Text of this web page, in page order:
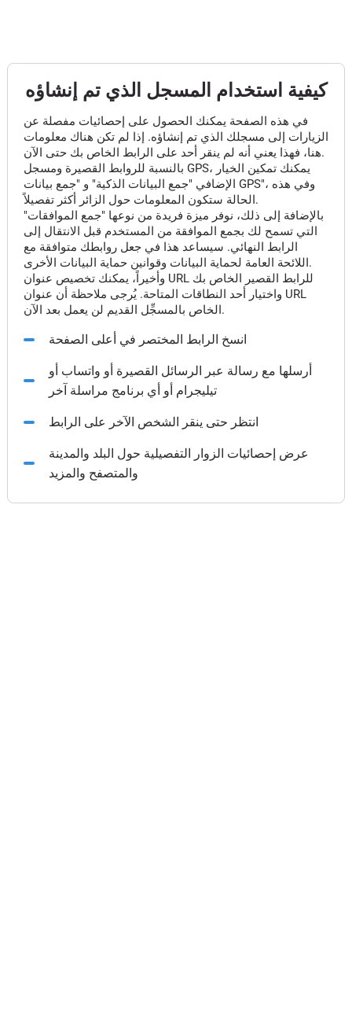
كيفية استخدام المسجل الذي تم إنشاؤه
في هذه الصفحة يمكنك الحصول على إحصائيات مفصلة عن
الزيارات إلى مسجلك الذي تم إنشاؤه. إذا لم تكن هناك معلومات
هنا، فهذا يعني أنه لم ينقر أحد على الرابط الخاص بك حتى الآن.
بالنسبة للروابط القصيرة ومسجل GPS، يمكنك تمكين الخيار
الإضافي "جمع البيانات الذكية" و "جمع بيانات GPS"، وفي هذه
الحالة ستكون المعلومات حول الزائر أكثر تفصيلاً.
بالإضافة إلى ذلك، نوفر ميزة فريدة من نوعها "جمع الموافقات"
التي تسمح لك بجمع الموافقة من المستخدم قبل الانتقال إلى
الرابط النهائي. سيساعد هذا في جعل روابطك متوافقة مع
اللائحة العامة لحماية البيانات وقوانين حماية البيانات الأخرى.
وأخيراً، يمكنك تخصيص عنوان URL للرابط القصير الخاص بك
واختيار أحد النطاقات المتاحة. يُرجى ملاحظة أن عنوان URL
الخاص بالمسجِّل القديم لن يعمل بعد الآن.
انسخ الرابط المختصر في أعلى الصفحة
أرسلها مع رسالة عبر الرسائل القصيرة أو واتساب أو
تيليجرام أو أي برنامج مراسلة آخر
انتظر حتى ينقر الشخص الآخر على الرابط
عرض إحصائيات الزوار التفصيلية حول البلد والمدينة
والمتصفح والمزيد